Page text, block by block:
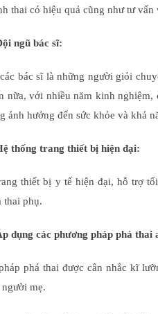
thai có hiệu quả cũng như tư
ngũ bác sĩ:
bác sĩ là những người giỏi
nữa, với nhiều năm kinh nghiệm,
ảnh hưởng đến sức khỏe và khả
thống trang thiết bị hiện đại:
thiết bị y tế hiện đại, hỗ trợ
thai phụ.
dụng các phương pháp phá thai
phá thai được cân nhắc kĩ
mẹ.